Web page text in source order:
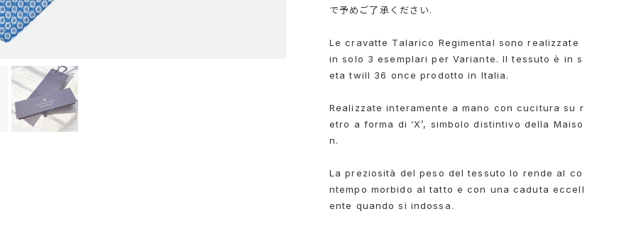
で予めご了承ください.
Le cravatte Talarico Regimental sono realizzate
in solo 3 esemplari per Variante. Il tessuto è in s
eta twill 36 once prodotto in Italia.
Realizzate interamente a mano con cucitura su r
etro a forma di ‘X’, simbolo distintivo della Maiso
n.
La preziosità del peso del tessuto lo rende al co
ntempo morbido al tatto e con una caduta eccell
ente quando si indossa.